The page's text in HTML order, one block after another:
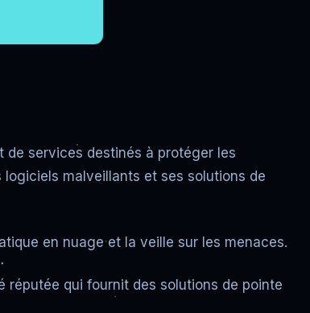
de services destinés à protéger les
malveillants et ses solutions de
en nuage et la veille sur les menaces.
réputée qui fournit des solutions de pointe